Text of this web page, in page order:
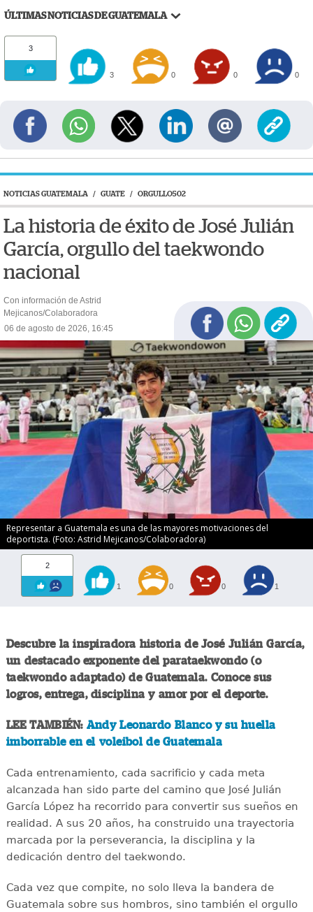
ÚLTIMAS NOTICIAS DE GUATEMALA
3
3 0 0 0
NOTICIAS GUATEMALA / GUATE / ORGULLO502
La historia de éxito de José Julián
García, orgullo del taekwondo
nacional
Con información de Astrid
Mejicanos/Colaboradora
06 de agosto de 2026, 16:45
Representar a Guatemala es una de las mayores motivaciones del
deportista. (Foto: Astrid Mejicanos/Colaboradora)
2
1 0 0 1
Descubre la inspiradora historia de José Julián García,
un destacado exponente del parataekwondo (o
taekwondo adaptado) de Guatemala. Conoce sus
logros, entrega, disciplina y amor por el deporte.
LEE TAMBIÉN: Andy Leonardo Blanco y su huella
imborrable en el voleibol de Guatemala
Cada entrenamiento, cada sacrificio y cada meta
alcanzada han sido parte del camino que José Julián
García López ha recorrido para convertir sus sueños en
realidad. A sus 20 años, ha construido una trayectoria
marcada por la perseverancia, la disciplina y la
dedicación dentro del taekwondo.
Cada vez que compite, no solo lleva la bandera de
Guatemala sobre sus hombros, sino también el orgullo